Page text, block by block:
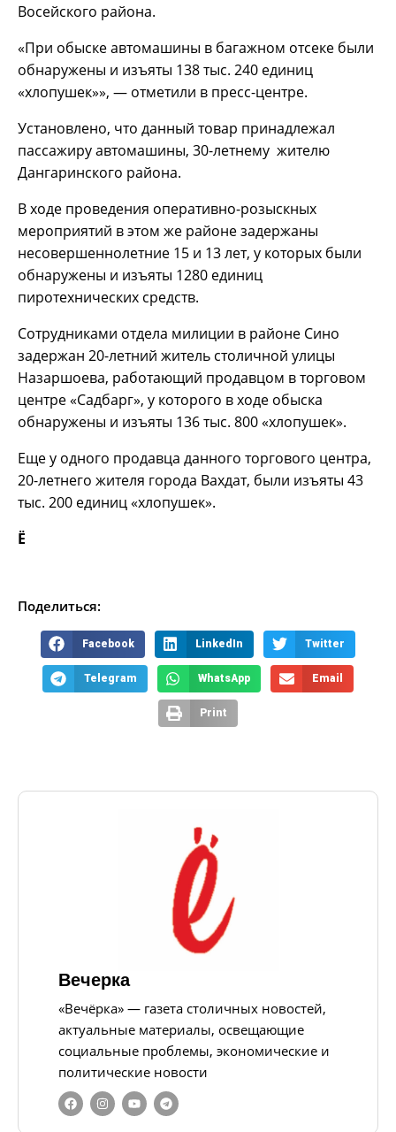
Восейского района.
«При обыске автомашины в багажном отсеке были
обнаружены и изъяты 138 тыс. 240 единиц
«хлопушек»», — отметили в пресс-центре.
Установлено, что данный товар принадлежал
пассажиру автомашины, 30-летнему жителю
Дангаринского района.
В ходе проведения оперативно-розыскных
мероприятий в этом же районе задержаны
несовершеннолетние 15 и 13 лет, у которых были
обнаружены и изъяты 1280 единиц
пиротехнических средств.
Сотрудниками отдела милиции в районе Сино
задержан 20-летний житель столичной улицы
Назаршоева, работающий продавцом в торговом
центре «Садбарг», у которого в ходе обыска
обнаружены и изъяты 136 тыс. 800 «хлопушек».
Еще у одного продавца данного торгового центра,
20-летнего жителя города Вахдат, были изъяты 43
тыс. 200 единиц «хлопушек».
Ё
Поделиться:
Facebook LinkedIn Twitter
Telegram WhatsApp Email
Print
Вечерка
«Вечёрка» — газета столичных новостей,
актуальные материалы, освещающие
социальные проблемы, экономические и
политические новости